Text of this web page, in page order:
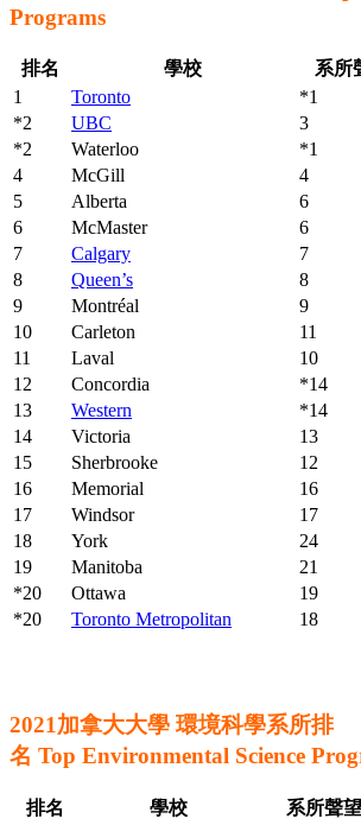
Programs
排名 學校 系所
1
Toronto *1
*2
UBC 3
*2
Waterloo *1
4
McGill 4
5
Alberta 6
6
McMaster 6
7
Calgary 7
8
Queen’s 8
9
Montréal 9
10
Carleton 11
11
Laval 10
12
Concordia *14
13
Western *14
14
Victoria 13
15
Sherbrooke 12
16
Memorial 16
17
Windsor 17
18
York 24
19
Manitoba 21
*20
Ottawa 19
*20
Toronto Metropolitan 18
2021加拿大大學 環境科學系所排
名 Top Environmental Science
排名 學校 系所聲望